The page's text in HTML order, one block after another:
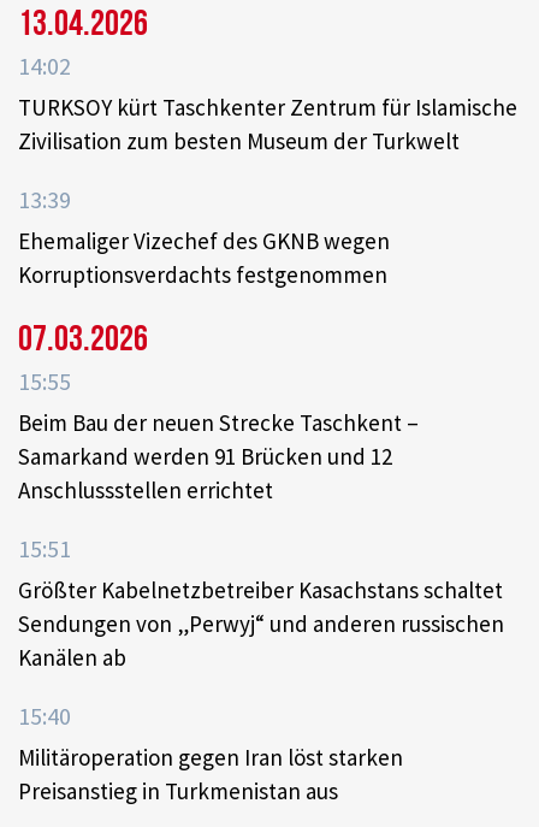
13.04.2026
14:02
TURKSOY kürt Taschkenter Zentrum für Islamische
Zivilisation zum besten Museum der Turkwelt
13:39
Ehemaliger Vizechef des GKNB wegen
Korruptionsverdachts festgenommen
07.03.2026
15:55
Beim Bau der neuen Strecke Taschkent –
Samarkand werden 91 Brücken und 12
Anschlussstellen errichtet
15:51
Größter Kabelnetzbetreiber Kasachstans schaltet
Sendungen von „Perwyj“ und anderen russischen
Kanälen ab
15:40
Militäroperation gegen Iran löst starken
Preisanstieg in Turkmenistan aus